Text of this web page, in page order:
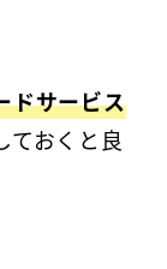
ドサービス
ておくと良